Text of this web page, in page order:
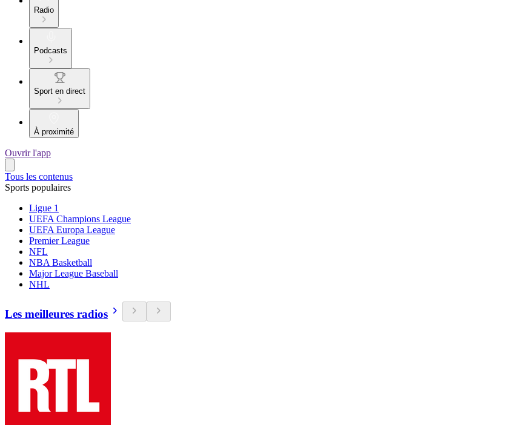
Radio
Podcasts
Sport en direct
À proximité
Ouvrir l'app
Tous les contenus
Sports populaires
Ligue 1
UEFA Champions League
UEFA Europa League
Premier League
NFL
NBA Basketball
Major League Baseball
NHL
Les meilleures radios